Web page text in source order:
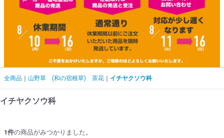
全商品 山野草 (和の宿根草) 茶花 イチヤクソウ科
イチヤクソウ科
1件の商品がみつかりました。